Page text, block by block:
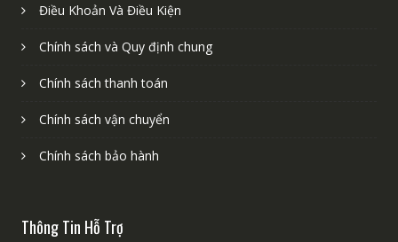
Điều Khoản Và Điều Kiện
Chính sách và Quy định chung
Chính sách thanh toán
Chính sách vận chuyển
Chính sách bảo hành
Thông Tin Hỗ Trợ